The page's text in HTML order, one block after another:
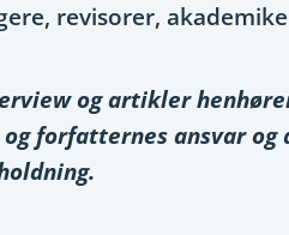
revisorer,
og artikler
forfatternes ansvar